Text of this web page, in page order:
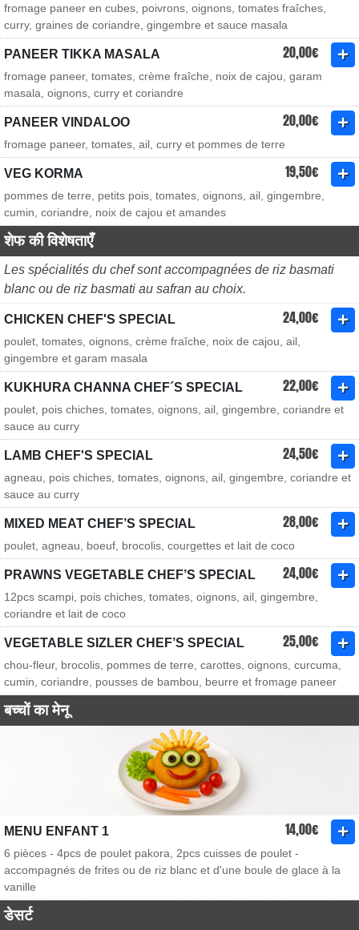
fromage paneer en cubes, poivrons, oignons, tomates fraîches,
curry, graines de coriandre, gingembre et sauce masala
PANEER TIKKA MASALA 20,00€
fromage paneer, tomates, crème fraîche, noix de cajou, garam
masala, oignons, curry et coriandre
PANEER VINDALOO 20,00€
fromage paneer, tomates, ail, curry et pommes de terre
VEG KORMA 19,50€
pommes de terre, petits pois, tomates, oignons, ail, gingembre,
cumin, coriandre, noix de cajou et amandes
शेफ की विशेषताएँ
Les spécialités du chef sont accompagnées de riz basmati
blanc ou de riz basmati au safran au choix.
CHICKEN CHEF'S SPECIAL 24,00€
poulet, tomates, oignons, crème fraîche, noix de cajou, ail,
gingembre et garam masala
KUKHURA CHANNA CHEF´S SPECIAL 22,00€
poulet, pois chiches, tomates, oignons, ail, gingembre, coriandre et
sauce au curry
LAMB CHEF'S SPECIAL 24,50€
agneau, pois chiches, tomates, oignons, ail, gingembre, coriandre et
sauce au curry
MIXED MEAT CHEF’S SPECIAL 28,00€
poulet, agneau, boeuf, brocolis, courgettes et lait de coco
PRAWNS VEGETABLE CHEF’S SPECIAL 24,00€
12pcs scampi, pois chiches, tomates, oignons, ail, gingembre,
coriandre et lait de coco
VEGETABLE SIZLER CHEF’S SPECIAL 25,00€
chou-fleur, brocolis, pommes de terre, carottes, oignons, curcuma,
cumin, coriandre, pousses de bambou, beurre et fromage paneer
बच्चों का मेनू
MENU ENFANT 1 14,00€
6 pièces - 4pcs de poulet pakora, 2pcs cuisses de poulet -
accompagnés de frites ou de riz blanc et d'une boule de glace à la
vanille
डेसर्ट